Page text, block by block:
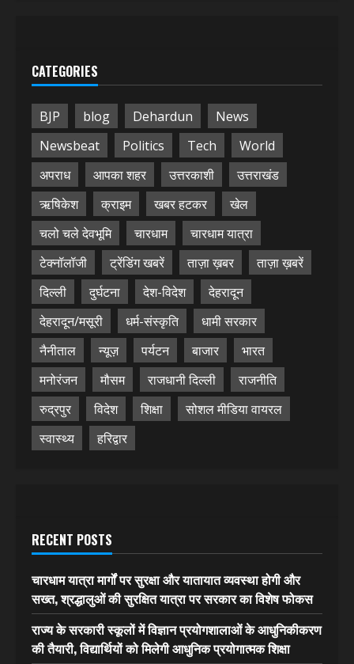
CATEGORIES
BJP blog Dehardun
News
Newsbeat
Politics Tech
World
अपराध
आपका शहर उत्तरकाशी
उत्तराखंड
ऋषिकेश
क्राइम खबर हटकर
खेल
चलो चले देवभूमि
चारधाम
चारधाम यात्रा
टेक्नॉलॉजी
ट्रेंडिंग खबरें ताज़ा ख़बर
ताज़ा ख़बरें
दिल्ली
दुर्घटना देश-विदेश
देहरादून
देहरादून/मसूरी
धर्म-संस्कृति
धामी सरकार
नैनीताल
न्यूज़ पर्यटन बाजार
भारत
मनोरंजन
मौसम राजधानी दिल्ली
राजनीति
रुद्रपुर
विदेश शिक्षा
सोशल मीडिया वायरल
स्वास्थ्य
हरिद्वार
RECENT POSTS
चारधाम यात्रा मार्गों पर सुरक्षा और यातायात व्यवस्था होगी और
सख्त, श्रद्धालुओं की सुरक्षित यात्रा पर सरकार का विशेष फोकस
राज्य के सरकारी स्कूलों में विज्ञान प्रयोगशालाओं के आधुनिकीकरण
की तैयारी, विद्यार्थियों को मिलेगी आधुनिक प्रयोगात्मक शिक्षा